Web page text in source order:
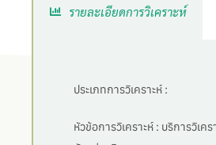
รายละเอียดการวิเคราะห์
ประเภทการวิเคราะห์ :
หัวข้อการวิเคราะห์ : บริการวิเค